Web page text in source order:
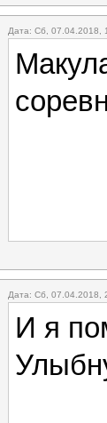
Дата: Сб, 07.04.2018,
Дата: Сб, 07.04.2018,
И я